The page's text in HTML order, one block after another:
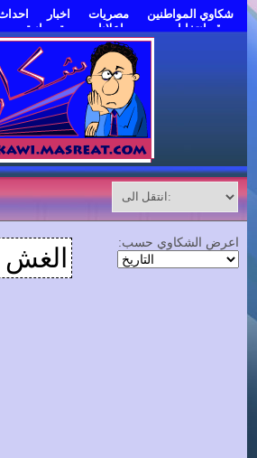
شكاوي المواطنين مصريات اخبار
موقع انتخابات مصر
اعلانات مبوبة مجانية
الغش
اعرض الشكاوي حسب: